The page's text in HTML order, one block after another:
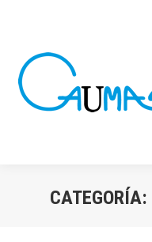
CATEGORÍA: